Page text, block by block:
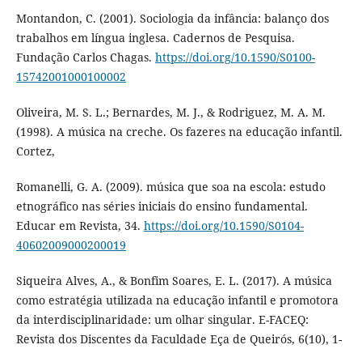
Montandon, C. (2001). Sociologia da infância: balanço dos
trabalhos em língua inglesa. Cadernos de Pesquisa.
Fundação Carlos Chagas. https://doi.org/10.1590/S0100-
15742001000100002
Oliveira, M. S. L.; Bernardes, M. J., & Rodriguez, M. A. M.
(1998). A música na creche. Os fazeres na educação infantil.
Cortez,
Romanelli, G. A. (2009). música que soa na escola: estudo
etnográfico nas séries iniciais do ensino fundamental.
Educar em Revista, 34. https://doi.org/10.1590/S0104-
40602009000200019
Siqueira Alves, A., & Bonfim Soares, E. L. (2017). A música
como estratégia utilizada na educação infantil e promotora
da interdisciplinaridade: um olhar singular. E-FACEQ:
Revista dos Discentes da Faculdade Eça de Queirós, 6(10), 1-